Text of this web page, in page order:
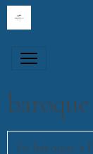
baroque
Le baroque à